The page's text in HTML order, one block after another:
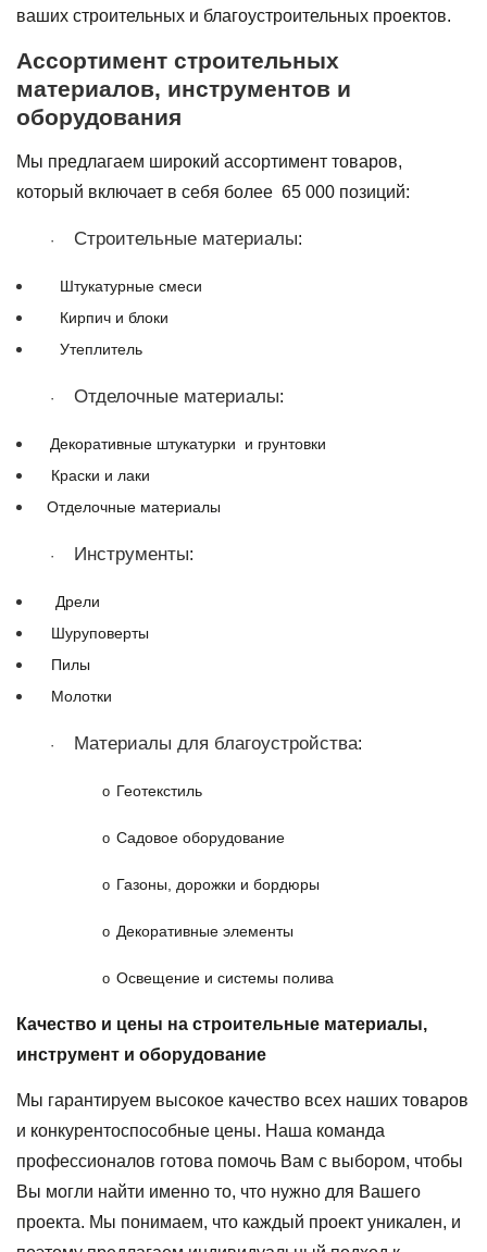
ваших строительных и благоустроительных проектов.
Ассортимент строительных
материалов, инструментов и
оборудования
Мы предлагаем широкий ассортимент товаров,
который включает в себя более 65 000 позиций:
· Строительные материалы:
Штукатурные смеси
Кирпич и блоки
Утеплитель
· Отделочные материалы:
Декоративные штукатурки
и грунтовки
Краски и лаки
Отделочные материалы
· Инструменты:
Дрели
Шуруповерты
Пилы
Молотки
· Материалы для благоустройства:
o Геотекстиль
o Садовое оборудование
o Газоны, дорожки и бордюры
o Декоративные элементы
o Освещение и системы полива
Качество и цены на строительные материалы,
инструмент и оборудование
Мы гарантируем высокое качество всех наших товаров
и конкурентоспособные цены. Наша команда
профессионалов готова помочь Вам с выбором, чтобы
Вы могли найти именно то, что нужно для Вашего
проекта. Мы понимаем, что каждый проект уникален, и